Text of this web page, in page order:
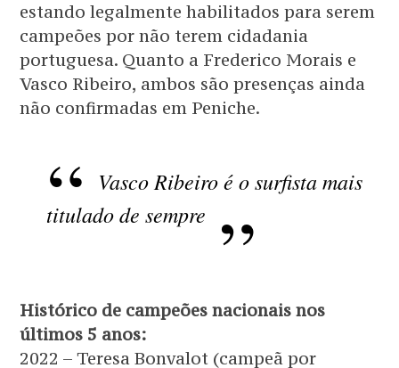
estando legalmente habilitados para serem
campeões por não terem cidadania
portuguesa. Quanto a Frederico Morais e
Vasco Ribeiro, ambos são presenças ainda
não confirmadas em Peniche.
Vasco Ribeiro é o surfista mais
titulado de sempre
Histórico de campeões nacionais nos
últimos 5 anos:
2022 – Teresa Bonvalot (campeã por